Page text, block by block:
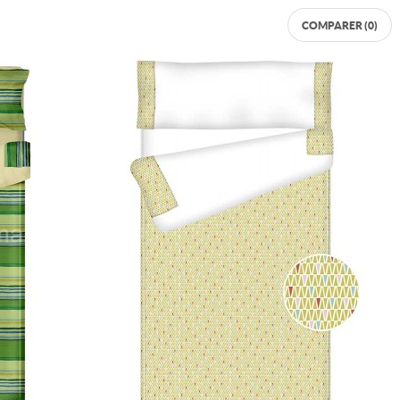
COMPARER (0)